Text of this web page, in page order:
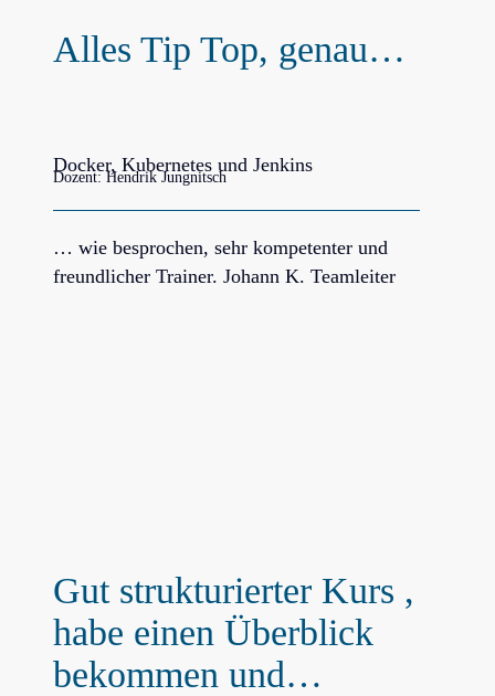
Alles Tip Top, genau…
Docker, Kubernetes und Jenkins
Dozent: Hendrik Jungnitsch
… wie besprochen, sehr kompetenter und
freundlicher Trainer. Johann K. Teamleiter
Gut strukturierter Kurs ,
habe einen Überblick
bekommen und…